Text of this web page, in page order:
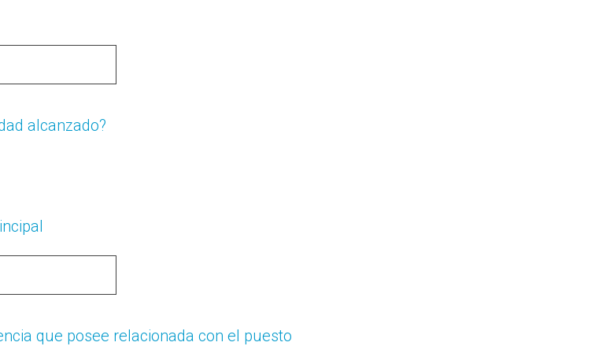
alcanzado?
que posee relacionada con el puesto